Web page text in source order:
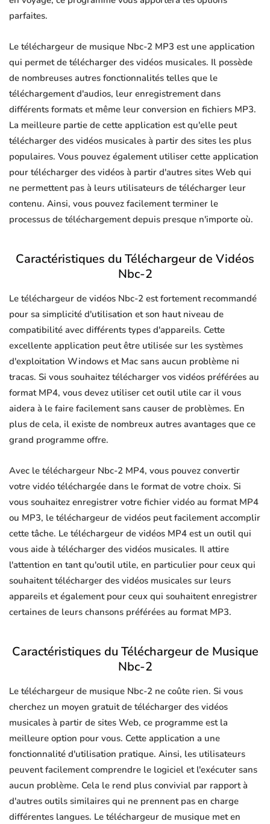
parfaites.
Le téléchargeur de musique Nbc-2 MP3 est une application
qui permet de télécharger des vidéos musicales. Il possède
de nombreuses autres fonctionnalités telles que le
téléchargement d'audios, leur enregistrement dans
différents formats et même leur conversion en fichiers MP3.
La meilleure partie de cette application est qu'elle peut
télécharger des vidéos musicales à partir des sites les plus
populaires. Vous pouvez également utiliser cette application
pour télécharger des vidéos à partir d'autres sites Web qui
ne permettent pas à leurs utilisateurs de télécharger leur
contenu. Ainsi, vous pouvez facilement terminer le
processus de téléchargement depuis presque n'importe où.
Caractéristiques du Téléchargeur de Vidéos
Nbc-2
Le téléchargeur de vidéos Nbc-2 est fortement recommandé
pour sa simplicité d'utilisation et son haut niveau de
compatibilité avec différents types d'appareils. Cette
excellente application peut être utilisée sur les systèmes
d'exploitation Windows et Mac sans aucun problème ni
tracas. Si vous souhaitez télécharger vos vidéos préférées au
format MP4, vous devez utiliser cet outil utile car il vous
aidera à le faire facilement sans causer de problèmes. En
plus de cela, il existe de nombreux autres avantages que ce
grand programme offre.
Avec le téléchargeur Nbc-2 MP4, vous pouvez convertir
votre vidéo téléchargée dans le format de votre choix. Si
vous souhaitez enregistrer votre fichier vidéo au format MP4
ou MP3, le téléchargeur de vidéos peut facilement accomplir
cette tâche. Le téléchargeur de vidéos MP4 est un outil qui
vous aide à télécharger des vidéos musicales. Il attire
l'attention en tant qu'outil utile, en particulier pour ceux qui
souhaitent télécharger des vidéos musicales sur leurs
appareils et également pour ceux qui souhaitent enregistrer
certaines de leurs chansons préférées au format MP3.
Caractéristiques du Téléchargeur de Musique
Nbc-2
Le téléchargeur de musique Nbc-2 ne coûte rien. Si vous
cherchez un moyen gratuit de télécharger des vidéos
musicales à partir de sites Web, ce programme est la
meilleure option pour vous. Cette application a une
fonctionnalité d'utilisation pratique. Ainsi, les utilisateurs
peuvent facilement comprendre le logiciel et l'exécuter sans
aucun problème. Cela le rend plus convivial par rapport à
d'autres outils similaires qui ne prennent pas en charge
différentes langues. Le téléchargeur de musique met en